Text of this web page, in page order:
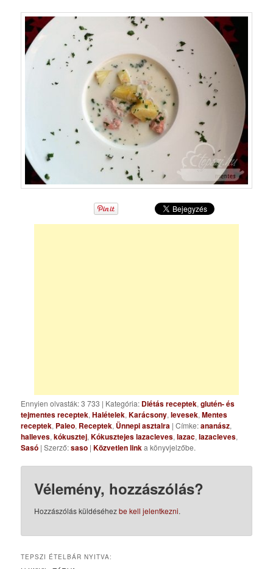
Ennyien olvasták: 3 733 | Kategória: Diétás receptek,glutén- és
tejmentes receptek,Halételek,Karácsony,levesek,Mentes
receptek, Paleo, Receptek, Ünnepi asztalra | Címke:ananász,
halleves,kókusztej,Kókusztejes lazacleves,lazac,lazacleves,
Sasó | Szerző:saso |Közvetlen linka könyvjelzőbe.
Vélemény, hozzászólás?
Hozzászólás küldéséhezbe kell jelentkezni.
TEPSZI ÉTELBÁR NYITVA: